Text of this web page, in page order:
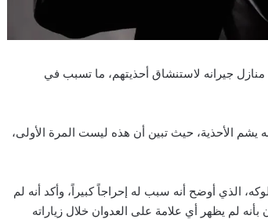
بسبب تكرار تسلله إلى منازل جيرانه لاستنشاق أحذيتهم، ما تسبب في
الأحذية، حيث تبين أن هذه ليست المرة الأولى،
الذي أوضح أنه سبب له إحراجاً كبيراً، وأكد أنه لم
لم يظهر أي علامة على العدوان خلال زياراته